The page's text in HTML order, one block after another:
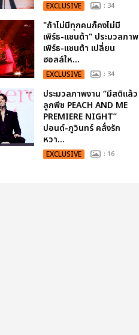
EXCLUSIVE : 34
"ถ้าไม่มีทุกคนก็คงไม่มี
เพิร์ธ-แซนต้า" ประมวลภาพ
เพิร์ธ-แซนต้า เปลี่ยน
ฮอลล์ให...
EXCLUSIVE : 34
ประมวลภาพงาน “มีสติแล้ว
ลูกพีช PEACH AND ME
PREMIERE NIGHT”
ปอนด์-ภูวินทร์ คลั่งรัก
หวา...
EXCLUSIVE : 16